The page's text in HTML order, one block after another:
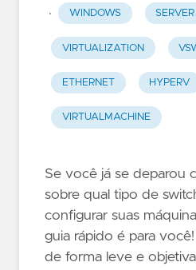
· WINDOWS SERVER
VIRTUALIZATION
ETHERNET HYPERV
VIRTUALMACHINE
Se você já se deparou
sobre qual tipo de
configurar suas
guia rápido é para
de forma leve e